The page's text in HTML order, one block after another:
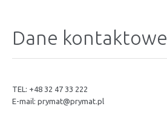
Dane kontaktowe
TEL: +48 32 47 33 222
E-mail: prymat@prymat.pl